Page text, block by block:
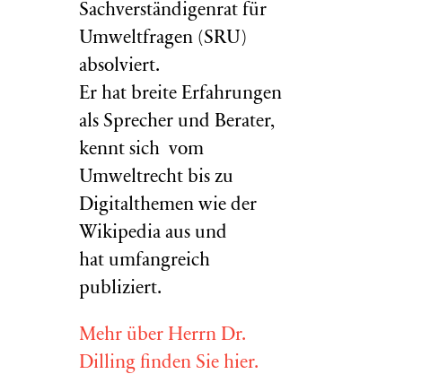
Sachverständigenrat für
Umweltfragen (SRU )
absolviert.
Er hat breite Erfahrungen
als Sprecher und Berater,
kennt sich vom
Umweltrecht bis zu
Digitalthemen wie der
Wikipedia aus und
hat umfangreich
publiziert.
Mehr über Herrn Dr.
Dilling finden Sie hier.